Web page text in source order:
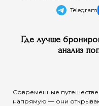
Где лучше
анализ
Современные
напрямую — они
Telegram